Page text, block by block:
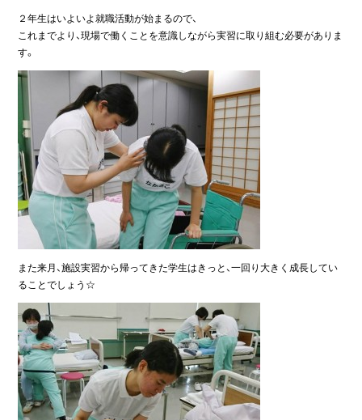
２年生はいよいよ就職活動が始まるので、
これまでより、現場で働くことを意識しながら実習に取り組む必要がありま
す。
また来月、施設実習から帰ってきた学生はきっと、一回り大きく成長してい
ることでしょう☆